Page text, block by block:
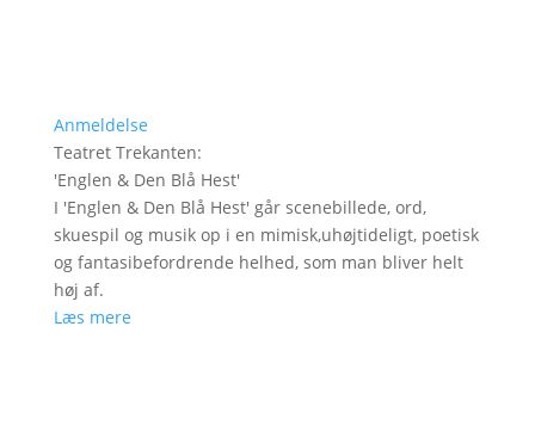
Anmeldelse
Teatret Trekanten:
'Englen & Den Blå Hest'
I 'Englen & Den Blå Hest' går scenebillede, ord,
skuespil og musik op i en mimisk,uhøjtideligt, poetisk
og fantasibefordrende helhed, som man bliver helt
høj af.
Læs mere